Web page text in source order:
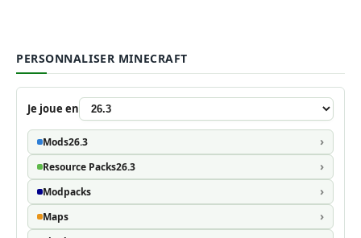
PERSONNALISER MINECRAFT
Je joue en
Mods26.3
Resource Packs26.3
Modpacks
Maps